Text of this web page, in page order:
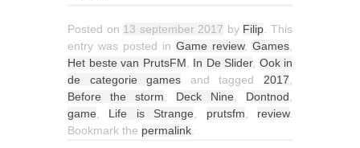
Posted on 13 september 2017 by Filip . This
entry was posted in Game review, Games
Het beste van PrutsFM
In De Slider, Ook in
de categorie games and tagged 2017
Before the storm
Deck Nine Dontnod
game
Life is Strange prutsfm review.
Bookmark the permalink